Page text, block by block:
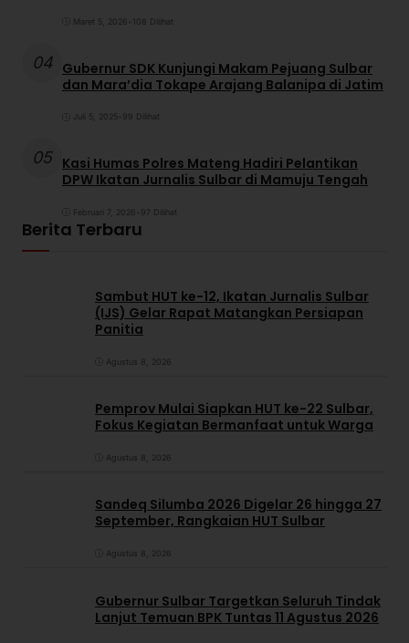
Maret 5, 2026 108 Dilihat
04 Gubernur SDK Kunjungi Makam Pejuang Sulbar
dan Mara’dia Tokape Arajang Balanipa di Jatim
Juli 5, 2025 99 Dilihat
05 Kasi Humas Polres Mateng Hadiri Pelantikan
DPW Ikatan Jurnalis Sulbar di Mamuju Tengah
Februari 7, 2026 97 Dilihat
Berita Terbaru
Sambut HUT ke-12, Ikatan Jurnalis Sulbar
(IJS) Gelar Rapat Matangkan Persiapan
Panitia
Agustus 8, 2026
Pemprov Mulai Siapkan HUT ke-22 Sulbar,
Fokus Kegiatan Bermanfaat untuk Warga
Agustus 8, 2026
Sandeq Silumba 2026 Digelar 26 hingga 27
September, Rangkaian HUT Sulbar
Agustus 8, 2026
Gubernur Sulbar Targetkan Seluruh Tindak
Lanjut Temuan BPK Tuntas 11 Agustus 2026